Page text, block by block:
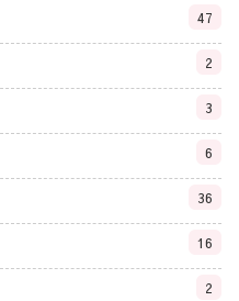
47
2
3
6
36
16
2